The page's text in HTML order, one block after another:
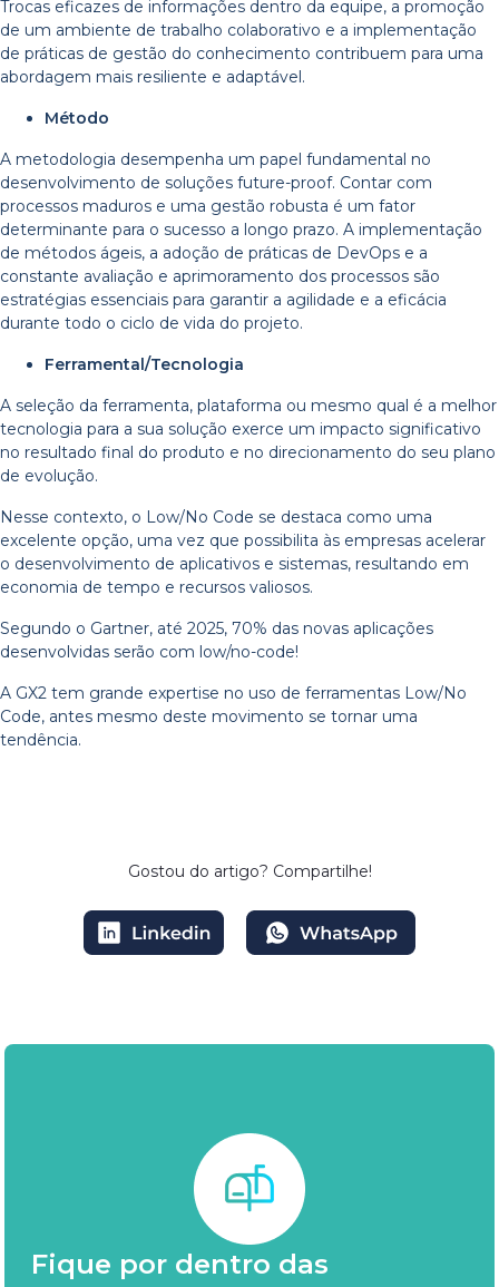
Trocas eficazes de informações dentro da equipe, a promoção
de um ambiente de trabalho colaborativo e a implementação
de práticas de gestão do conhecimento contribuem para uma
abordagem mais resiliente e adaptável.
Método
A metodologia desempenha um papel fundamental no
desenvolvimento de soluções future-proof. Contar com
processos maduros e uma gestão robusta é um fator
determinante para o sucesso a longo prazo. A implementação
de métodos ágeis, a adoção de práticas de DevOps e a
constante avaliação e aprimoramento dos processos são
estratégias essenciais para garantir a agilidade e a eficácia
durante todo o ciclo de vida do projeto.
Ferramental/Tecnologia
A seleção da ferramenta, plataforma ou mesmo qual é a melhor
tecnologia para a sua solução exerce um impacto significativo
no resultado final do produto e no direcionamento do seu plano
de evolução.
Nesse contexto, o Low/No Code se destaca como uma
excelente opção, uma vez que possibilita às empresas acelerar
o desenvolvimento de aplicativos e sistemas, resultando em
economia de tempo e recursos valiosos.
Segundo o Gartner, até 2025, 70% das novas aplicações
desenvolvidas serão com low/no-code!
A GX2 tem grande expertise no uso de ferramentas Low/No
Code, antes mesmo deste movimento se tornar uma
tendência.
Gostou do artigo? Compartilhe!
Fique por dentro das